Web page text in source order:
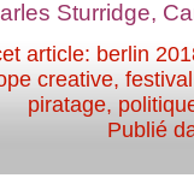
Sturridge,
article: berlin
creative,
piratage,
Publié